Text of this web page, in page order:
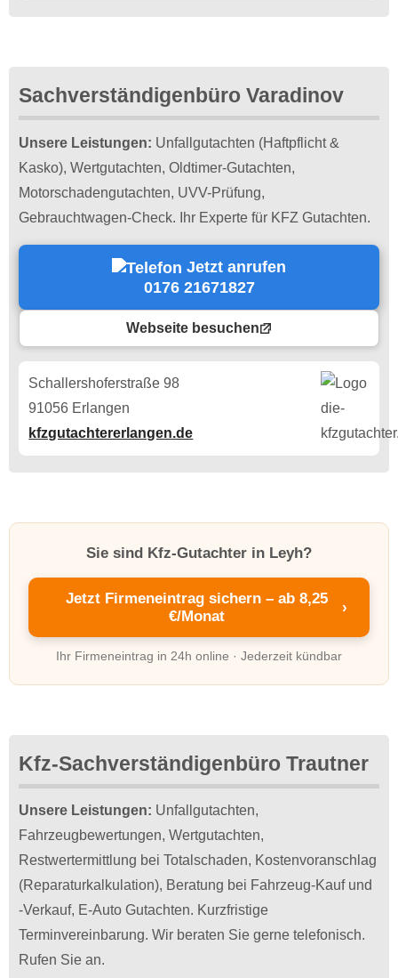
Sachverständigenbüro Varadinov
Unsere Leistungen: Unfallgutachten (Haftpflicht &
Kasko), Wertgutachten, Oldtimer-Gutachten,
Motorschadengutachten, UVV-Prüfung,
Gebrauchtwagen-Check. Ihr Experte für KFZ Gutachten.
Jetzt anrufen
0176 21671827
Webseite besuchen
Schallershoferstraße 98
91056 Erlangen
kfzgutachtererlangen.de
Sie sind Kfz-Gutachter in Leyh?
Jetzt Firmeneintrag sichern – ab 8,25
€/Monat
›
Ihr Firmeneintrag in 24h online · Jederzeit kündbar
Kfz-Sachverständigenbüro Trautner
Unsere Leistungen: Unfallgutachten,
Fahrzeugbewertungen, Wertgutachten,
Restwertermittlung bei Totalschaden, Kostenvoranschlag
(Reparaturkalkulation), Beratung bei Fahrzeug-Kauf und
-Verkauf, E-Auto Gutachten. Kurzfristige
Terminvereinbarung. Wir beraten Sie gerne telefonisch.
Rufen Sie an.